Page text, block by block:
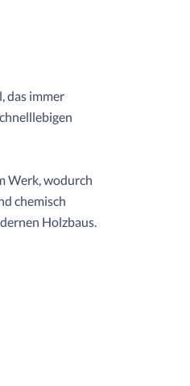
das immer
Werk, wodurch
chemisch
Holzbaus.